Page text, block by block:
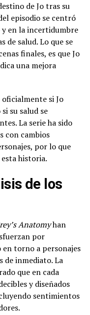
de Jo tras su
episodio se centró
en la incertidumbre
de salud. Lo que se
finales, es que Jo
una mejora
si Jo
su salud se
La serie ha sido
con cambios
por lo que
historia.
de los
Anatomyhan
por
torno a personajes
de inmediato. La
que en cada
y diseñados
sentimientos